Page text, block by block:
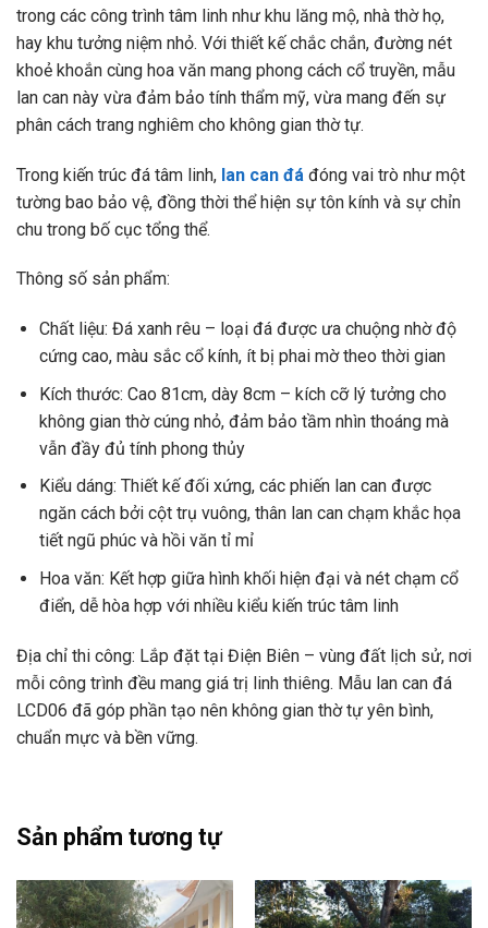
trong các công trình tâm linh như khu lăng mộ, nhà thờ họ,
hay khu tưởng niệm nhỏ. Với thiết kế chắc chắn, đường nét
khoẻ khoắn cùng hoa văn mang phong cách cổ truyền, mẫu
lan can này vừa đảm bảo tính thẩm mỹ, vừa mang đến sự
phân cách trang nghiêm cho không gian thờ tự.
Trong kiến trúc đá tâm linh, lan can đá đóng vai trò như một
tường bao bảo vệ, đồng thời thể hiện sự tôn kính và sự chỉn
chu trong bố cục tổng thể.
Thông số sản phẩm:
Chất liệu: Đá xanh rêu – loại đá được ưa chuộng nhờ độ
cứng cao, màu sắc cổ kính, ít bị phai mờ theo thời gian
Kích thước: Cao 81cm, dày 8cm – kích cỡ lý tưởng cho
không gian thờ cúng nhỏ, đảm bảo tầm nhìn thoáng mà
vẫn đầy đủ tính phong thủy
Kiểu dáng: Thiết kế đối xứng, các phiến lan can được
ngăn cách bởi cột trụ vuông, thân lan can chạm khắc họa
tiết ngũ phúc và hồi văn tỉ mỉ
Hoa văn: Kết hợp giữa hình khối hiện đại và nét chạm cổ
điển, dễ hòa hợp với nhiều kiểu kiến trúc tâm linh
Địa chỉ thi công: Lắp đặt tại Điện Biên – vùng đất lịch sử, nơi
mỗi công trình đều mang giá trị linh thiêng. Mẫu lan can đá
LCD06 đã góp phần tạo nên không gian thờ tự yên bình,
chuẩn mực và bền vững.
Sản phẩm tương tự